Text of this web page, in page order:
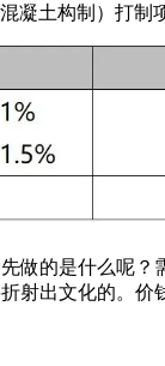
凝土构制）打
做的是什么呢
射出文化的。价